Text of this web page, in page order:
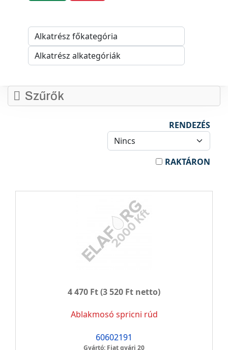
Szűrők
RENDEZÉS
RAKTÁRON
4 470 Ft(3 520 Ft netto)
Ablakmosó spricni rúd
60602191
Gyártó: Fiat gyári 20